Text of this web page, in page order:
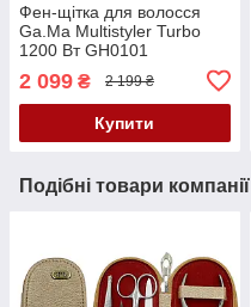
Фен-щітка для волосся
Ga.Ma Multistyler Turbo
1200 Вт GH0101
2 099 ₴ 2 199 ₴
Купити
Подібні товари компанії